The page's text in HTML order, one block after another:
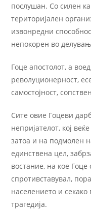
послушан. Со силен
територијален
извонредни
непокорен во
Гоце апостолот, а
револуционерност,
самостојност,
Сите овие Гоцеви
непријателот, кој
затоа и на подмолен
единствена цел,
востание, на кое
спротивставувал,
населението и секако
трагедија.